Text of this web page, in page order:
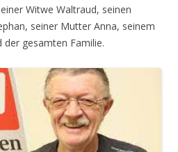
Witwe Waltraud, seinen
seiner Mutter Anna, seinem
gesamten Familie.